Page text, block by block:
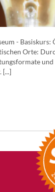
-
Orte:
[...]